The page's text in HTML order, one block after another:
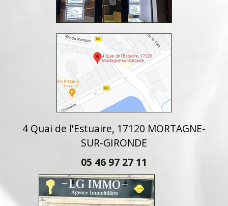
4 Quai de l'Estuaire, 17120 MORTAGNE-
SUR-GIRONDE
05 46 97 27 11